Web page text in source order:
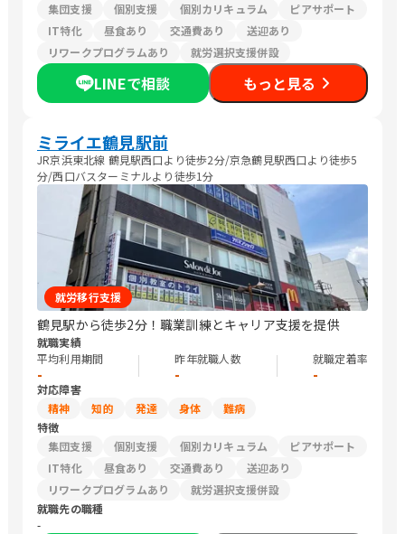
集団支援
個別支援 個別カリキュラム
ピアサポート
IT特化
昼食あり 交通費あり
送迎あり
リワークプログラムあり
就労選択支援併設
LINEで相談 もっと見る
ミライエ鶴見駅前
JR京浜東北線 鶴見駅西口より徒歩2分/京急鶴見駅西口より徒歩5
分/西口バスターミナルより徒歩1分
就労移行支援
鶴見駅から徒歩2分！職業訓練とキャリア支援を提供
就職実績
平均利用期間
-
昨年就職人数
-
就職定着率
-
対応障害
精神
知的 発達 身体
難病
特徴
集団支援
個別支援 個別カリキュラム
ピアサポート
IT特化
昼食あり 交通費あり
送迎あり
リワークプログラムあり
就労選択支援併設
就職先の職種
-